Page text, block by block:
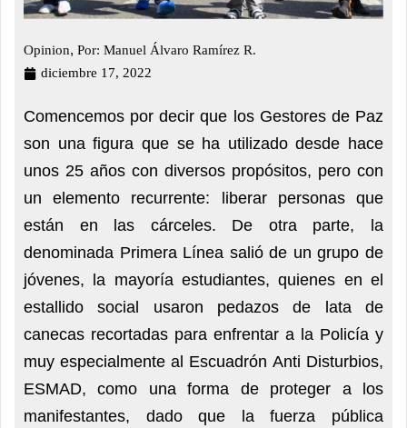
Opinion, Por: Manuel Álvaro Ramírez R.
diciembre 17, 2022
Comencemos por decir que los Gestores de Paz
son una figura que se ha utilizado desde hace
unos 25 años con diversos propósitos, pero con
un elemento recurrente: liberar personas que
están en las cárceles. De otra parte, la
denominada Primera Línea salió de un grupo de
jóvenes, la mayoría estudiantes, quienes en el
estallido social usaron pedazos de lata de
canecas recortadas para enfrentar a la Policía y
muy especialmente al Escuadrón Anti Disturbios,
ESMAD, como una forma de proteger a los
manifestantes, dado que la fuerza pública